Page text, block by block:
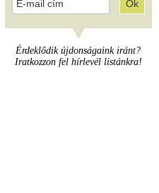
Érdeklődik újdonságaink iránt?
Iratkozzon fel hírlevél listánkra!